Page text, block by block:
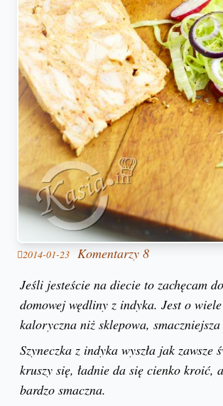
2014-01-23 Komentarzy 8
Jeśli jesteście na diecie to zachęcam
domowej wędliny z indyka. Jest o
kaloryczna niż sklepowa,
Szyneczka z indyka wyszła jak zawsze
kruszy się, ładnie da się cienko kroić,
bardzo smaczna.